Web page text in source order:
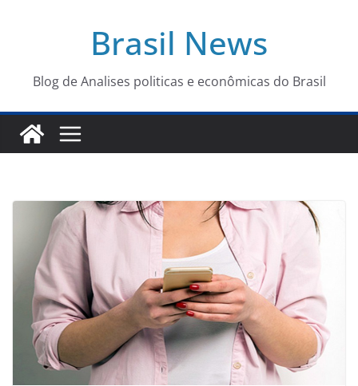
conteúdo
Brasil News
Blog de Analises politicas e econômicas do Brasil